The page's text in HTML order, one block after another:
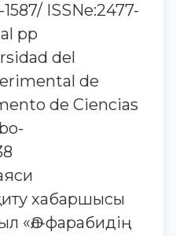
ISSNe:2477-
pp
del
de
de Ciencias
хабаршысы
«Әл-фарабидің